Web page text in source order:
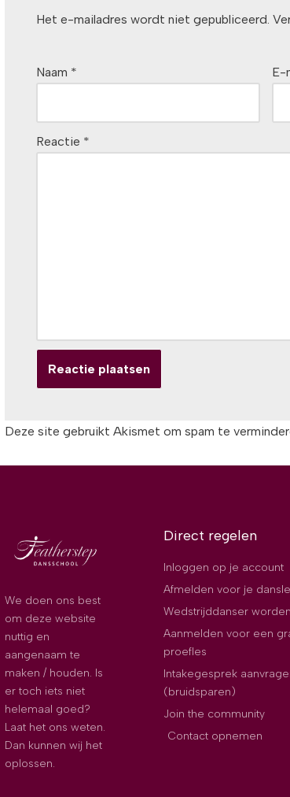
Het e-mailadres wordt niet gepubliceerd.
Naam * E-
Reactie *
Deze site gebruikt Akismet om spam te
We doen ons best
om deze website
nuttig en
aangenaam te
maken / houden. Is
er toch iets niet
helemaal goed?
Laat het ons weten.
Dan kunnen wij het
oplossen.
Direct regelen
Inloggen op je account
Afmelden voor je
Wedstrijddanser worden
Aanmelden voor een
proefles
Intakegesprek
(bruidsparen)
Join the community
Contact opnemen